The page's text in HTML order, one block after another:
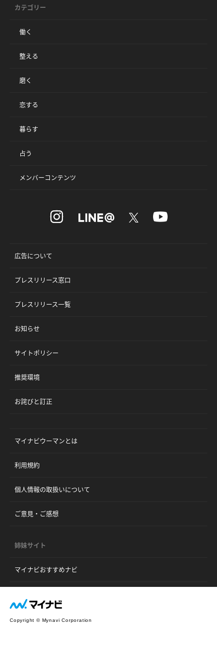
カテゴリー
働く
整える
磨く
恋する
暮らす
占う
メンバーコンテンツ
広告について
プレスリリース窓口
プレスリリース一覧
お知らせ
サイトポリシー
推奨環境
お詫びと訂正
マイナビウーマンとは
利用規約
個人情報の取扱いについて
ご意見・ご感想
姉妹サイト
マイナビおすすめナビ
Copyright © Mynavi Corporation